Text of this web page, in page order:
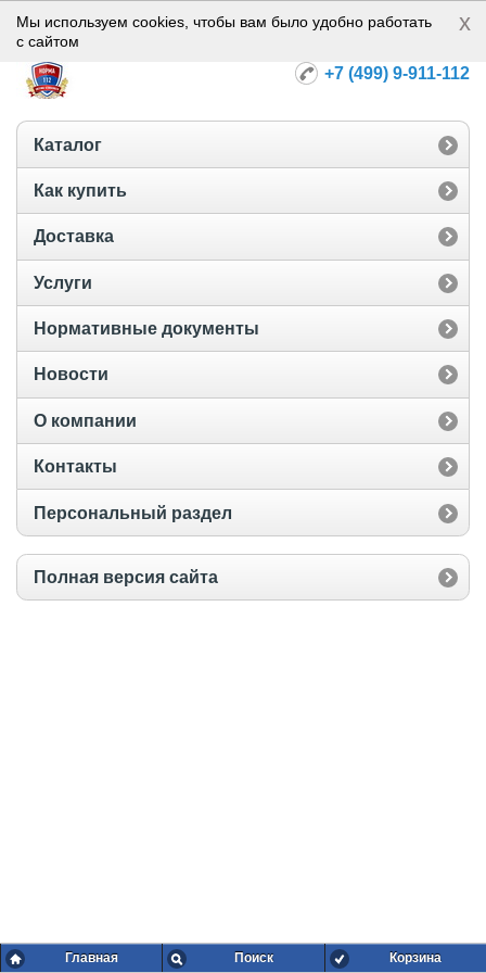
Норма-112
+7 (499) 9-911-112
Каталог
Как купить
Доставка
Услуги
Нормативные документы
Новости
О компании
Контакты
Персональный раздел
Полная версия сайта
Главная Поиск Корзина
Мы используем cookies, чтобы вам было удобно работать
с сайтом
x